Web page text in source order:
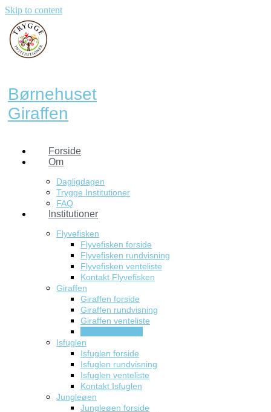
Skip to content
Børnehuset
Giraffen
Forside
Om
Dagligdagen
Trygge Institutioner
FAQ
Institutioner
Flyvefisken
Flyvefisken forside
Flyvefisken rundvisning
Flyvefisken venteliste
Kontakt Flyvefisken
Giraffen
Giraffen forside
Giraffen rundvisning
Giraffen venteliste
Isfuglen
Isfuglen forside
Isfuglen rundvisning
Isfuglen venteliste
Kontakt Isfuglen
Jungleøen
Jungleøen forside